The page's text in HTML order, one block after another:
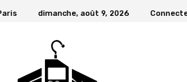
dimanche, août 9, 2026